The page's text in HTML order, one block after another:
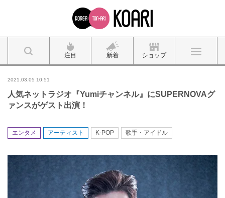
注目 新着 ショップ
2021.03.05 10:51
人気ネットラジオ『Yumiチャンネル』にSUPERNOVAグ
ァンスがゲスト出演！
エンタメ アーティスト K-POP 歌手・アイドル